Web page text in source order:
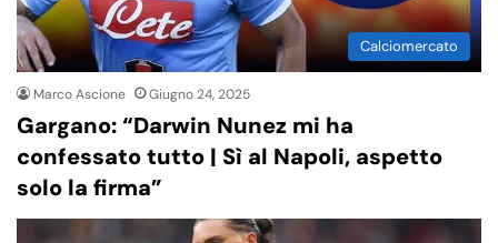
Calciomercato
Marco Ascione Giugno 24, 2025
Gargano: “Darwin Nunez mi ha
confessato tutto | Sì al Napoli, aspetto
solo la firma”